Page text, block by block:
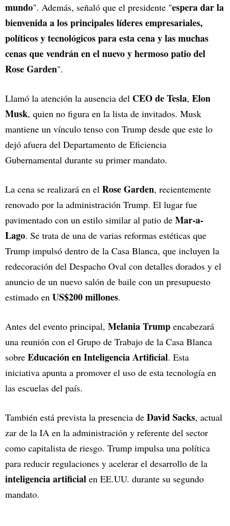
mundo". Además, señaló que el presidente "espera dar la
bienvenida a los principales líderes empresariales,
políticos y tecnológicos para esta cena y las muchas
cenas que vendrán en el nuevo y hermoso patio del
Rose Garden".
Llamó la atención la ausencia del CEO de Tesla, Elon
Musk, quien no figura en la lista de invitados. Musk
mantiene un vínculo tenso con Trump desde que este lo
dejó afuera del Departamento de Eficiencia
Gubernamental durante su primer mandato.
La cena se realizará en el Rose Garden, recientemente
renovado por la administración Trump. El lugar fue
pavimentado con un estilo similar al patio de Mar-a-
Lago. Se trata de una de varias reformas estéticas que
Trump impulsó dentro de la Casa Blanca, que incluyen la
redecoración del Despacho Oval con detalles dorados y el
anuncio de un nuevo salón de baile con un presupuesto
estimado en US$200 millones.
Antes del evento principal, Melania Trump encabezará
una reunión con el Grupo de Trabajo de la Casa Blanca
sobre Educación en Inteligencia Artificial. Esta
iniciativa apunta a promover el uso de esta tecnología en
las escuelas del país.
También está prevista la presencia de David Sacks, actual
zar de la IA en la administración y referente del sector
como capitalista de riesgo. Trump impulsa una política
para reducir regulaciones y acelerar el desarrollo de la
inteligencia artificial en EE.UU. durante su segundo
mandato.